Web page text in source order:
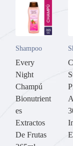
Shampoo
Every
Night
Champú
Bionutrient
es
Extractos
De Frutas